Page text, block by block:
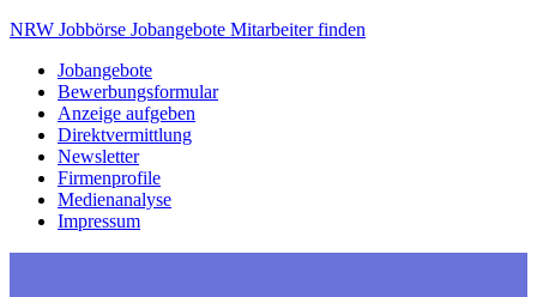
NRW Jobbörse Jobangebote Mitarbeiterfinden
Jobangebote
Bewerbungsformular
Anzeige aufgeben
Direktvermittlung
Newsletter
Firmenprofile
Medienanalyse
Impressum